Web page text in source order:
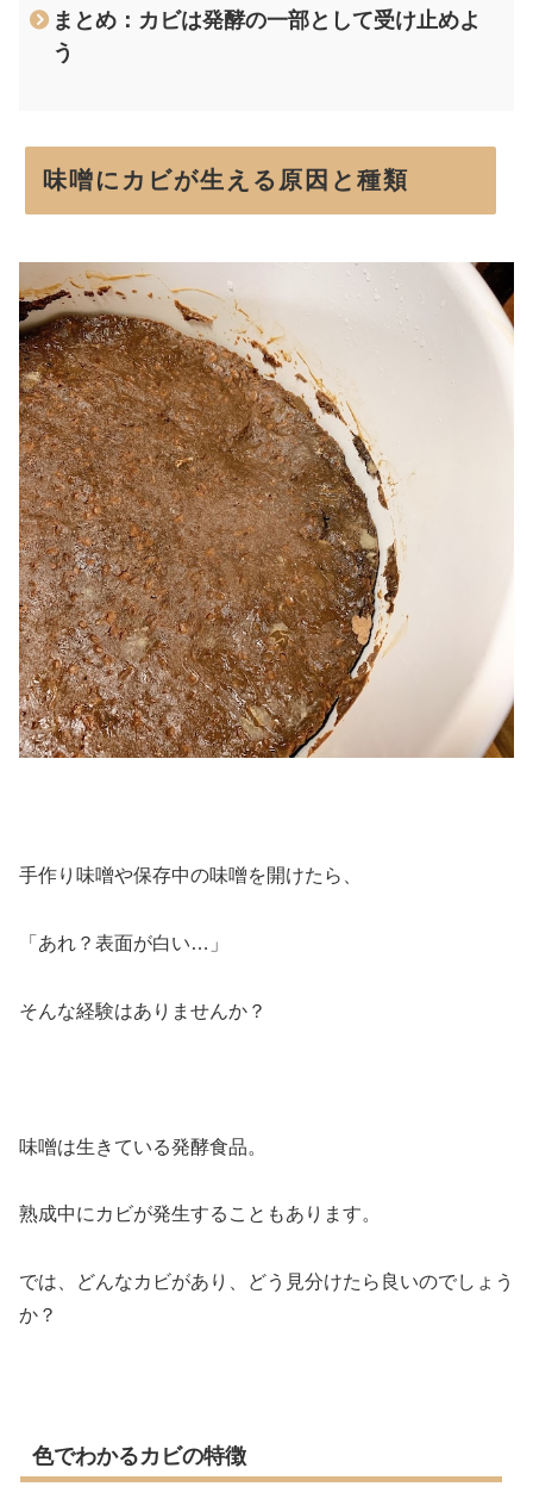
まとめ：カビは発酵の一部として受け止めよ
う
味噌にカビが生える原因と種類
手作り味噌や保存中の味噌を開けたら、
「あれ？表面が白い…」
そんな経験はありませんか？
味噌は生きている発酵食品。
熟成中にカビが発生することもあります。
では、どんなカビがあり、どう見分けたら良いのでしょう
か？
色でわかるカビの特徴